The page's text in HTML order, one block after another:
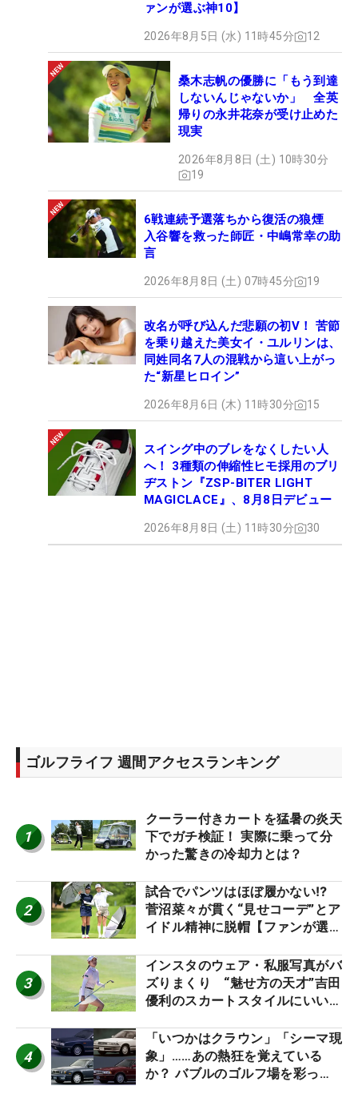
ァンが選ぶ神10】
2026年8月5日 (水) 11時45分 12
桑木志帆の優勝に「もう到達
しないんじゃないか」 全英
帰りの永井花奈が受け止めた
現実
2026年8月8日 (土) 10時30分
19
6戦連続予選落ちから復活の狼煙
入谷響を救った師匠・中嶋常幸の助
言
2026年8月8日 (土) 07時45分 19
改名が呼び込んだ悲願の初V！ 苦節
を乗り越えた美女イ・ユルリンは、
同姓同名7人の混戦から這い上がっ
た“新星ヒロイン”
2026年8月6日 (木) 11時30分 15
スイング中のブレをなくしたい人
へ！ 3種類の伸縮性ヒモ採用のブリ
ヂストン『ZSP-BITER LIGHT
MAGICLACE』、8月8日デビュー
2026年8月8日 (土) 11時30分 30
ゴルフライフ 週間アクセスランキング
1
クーラー付きカートを猛暑の炎天
下でガチ検証！ 実際に乗って分
かった驚きの冷却力とは？
2
試合でパンツはほぼ履かない⁉
菅沼菜々が貫く“見せコーデ”とア
イドル精神に脱帽【ファンが選ぶ
3
インスタのウェア・私服写真がバ
ズりまくり “魅せ方の天才”吉田
優利のスカートスタイルにいい
4
「いつかはクラウン」「シーマ現
象」……あの熱狂を覚えている
か？ バブルのゴルフ場を彩った